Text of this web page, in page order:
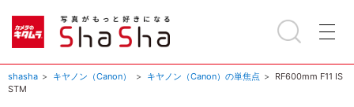
shasha キヤノン（Canon） キヤノン（Canon）の単焦点
RF600mm F11 IS
STM